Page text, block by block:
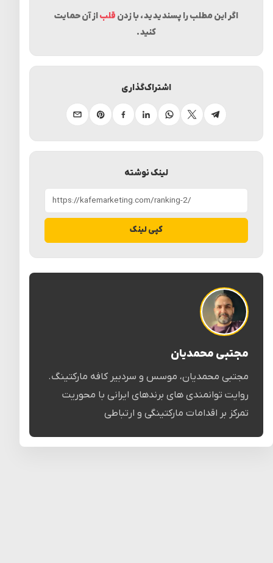
اگر این مطلب را پسندیدید، با زدن قلباز آن حمایت
کنید.
لینک نوشته
کپی لینک
اشتراک‌گذاری
تلگرام ایکسواتساپلینکدینفیسبوکپینترستایمیل
مجتبی محمدیان
مجتبی محمدیان، موسس و سردبیر کافه مارکتینگ.
روایت توانمندی های برندهای ایرانی با محوریت
تمرکز بر اقدامات مارکتینگی و ارتباطی